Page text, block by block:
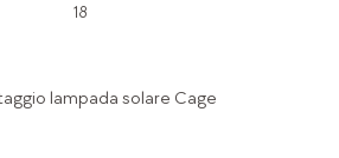
18
lampada solare Cage